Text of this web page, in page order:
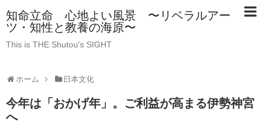
知命立命 心地よい風景 〜リベラルアー
ツ・知性と教養の海原〜
This is THE Shutou's SIGHT
ホーム 日本文化
今年は「おかげ年」。ご利益が高まる伊勢神宮
へ